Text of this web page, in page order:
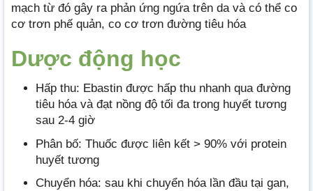
mạch từ đó gây ra phản ứng ngứa trên da và có thể co
cơ trơn phế quản, co cơ trơn đường tiêu hóa
Dược động học
Hấp thu: Ebastin được hấp thu nhanh qua đường
tiêu hóa và đạt nồng độ tối đa trong huyết tương
sau 2-4 giờ
Phân bố: Thuốc được liên kết > 90% với protein
huyết tương
Chuyển hóa: sau khi chuyển hóa lần đầu tại gan,